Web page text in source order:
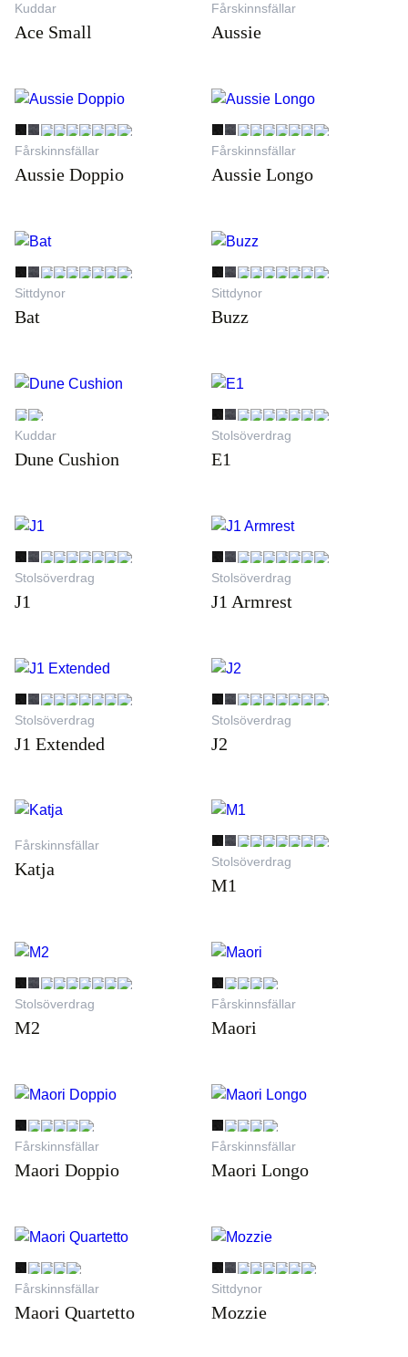
Kuddar
Ace Small
Fårskinnsfällar
Aussie
Fårskinnsfällar
Aussie Doppio
Fårskinnsfällar
Aussie Longo
Sittdynor
Bat
Sittdynor
Buzz
Kuddar
Dune Cushion
Stolsöverdrag
E1
Stolsöverdrag
J1
Stolsöverdrag
J1 Armrest
Stolsöverdrag
J1 Extended
Stolsöverdrag
J2
Fårskinnsfällar
Katja Stolsöverdrag
M1
Stolsöverdrag
M2
Fårskinnsfällar
Maori
Fårskinnsfällar
Maori Doppio
Fårskinnsfällar
Maori Longo
Fårskinnsfällar
Maori Quartetto
Sittdynor
Mozzie